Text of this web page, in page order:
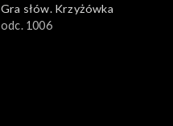
Gra słów. Krzyżówka
odc. 1006